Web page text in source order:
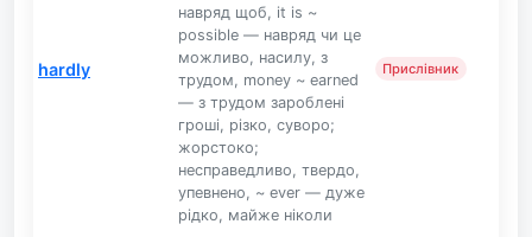
hardly
навряд щоб, it is ~
possible — навряд чи це
можливо, насилу, з
трудом, money ~ earned
— з трудом зароблені
гроші, різко, суворо;
жорстоко;
несправедливо, твердо,
упевнено, ~ ever — дуже
рідко, майже ніколи
Прислівник